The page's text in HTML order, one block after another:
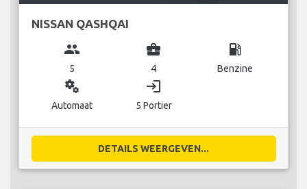
NISSAN QASHQAI
group
5
business_center
4
local_gas_station
Benzine
miscellaneous_services
Automaat
login
5 Portier
DETAILS WEERGEVEN...